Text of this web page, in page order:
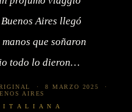
Aires llegó
que soñaron
todo lo dieron…
· 8 MARZO 2025 ·
AIRES
T A L I A N A